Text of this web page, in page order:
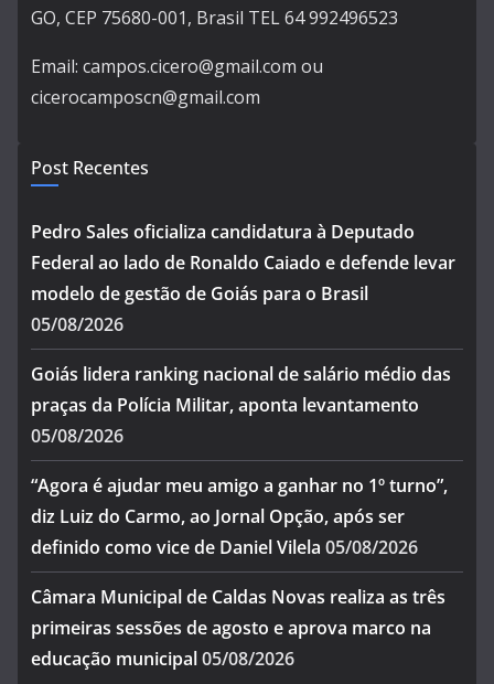
GO, CEP 75680-001, Brasil TEL 64 992496523
Email: campos.cicero@gmail.com ou
cicerocamposcn@gmail.com
Post Recentes
Pedro Sales oficializa candidatura à Deputado
Federal ao lado de Ronaldo Caiado e defende levar
modelo de gestão de Goiás para o Brasil
05/08/2026
Goiás lidera ranking nacional de salário médio das
praças da Polícia Militar, aponta levantamento
05/08/2026
“Agora é ajudar meu amigo a ganhar no 1º turno”,
diz Luiz do Carmo, ao Jornal Opção, após ser
definido como vice de Daniel Vilela 05/08/2026
Câmara Municipal de Caldas Novas realiza as três
primeiras sessões de agosto e aprova marco na
educação municipal05/08/2026